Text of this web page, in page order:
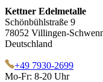
Kettner Edelmetalle
Schönbühlstraße 9
78052 Villingen-
Deutschland
+49 7930-2699
Mo-Fr: 8-20 Uhr